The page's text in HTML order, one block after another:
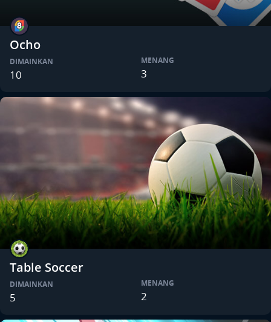
Ocho
DIMAINKAN
10
MENANG
3
Table Soccer
DIMAINKAN
5
MENANG
2